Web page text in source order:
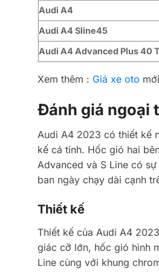
Audi A4
Audi A4 Sline45
Audi A4 Advanced Plus 40
Xem thêm : Giá xe oto
Đánh giá ngoại
Audi A4 2023 có thiết kế
kế cá tính. Hốc gió hai
Advanced và S Line có
ban ngày chạy dài cạnh
Thiết kế
Thiết kế của Audi A4
giác cỡ lớn, hốc gió hình
Line cùng với khung